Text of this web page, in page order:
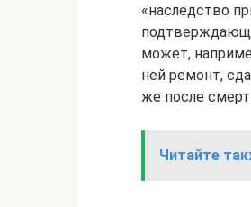
«наследство
может,
ней ремонт,
же после
Читайте